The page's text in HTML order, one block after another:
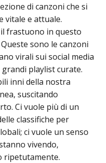
di canzoni che si
vitale e attuale.
frastuono in questo
sono le canzoni
virali sui social media
playlist curate.
inni della nostra
suscitando
Ci vuole più di un
classifiche per
ci vuole un senso
vivendo,
ripetutamente.